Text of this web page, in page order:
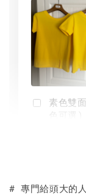
素色雙
# 專門給頭大的